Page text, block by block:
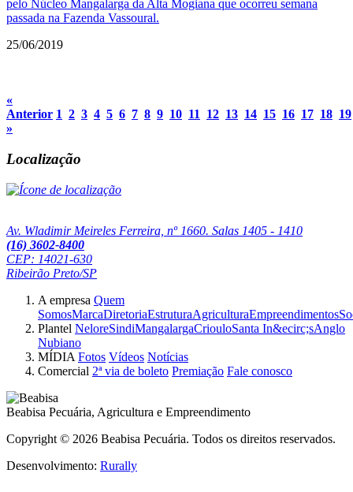
pelo Núcleo Mangalarga da Alta Mogiana que ocorreu semana
passada na Fazenda Vassoural.
25/06/2019
«
Anterior 1 2 3 4 5 6 7 8 9 10 11 12 13 14 15 16 17 18 19
»
Localização
Av. Wladimir Meireles Ferreira, nº 1660. Salas 1405 - 1410
(16) 3602-8400
CEP: 14021-630
Ribeirão Preto/SP
A empresa Quem
SomosMarcaDiretoriaEstruturaAgriculturaEmpreendimentos
Plantel NeloreSindiMangalargaCriouloSanta In&ecirc;sAnglo
Nubiano
MÍDIA Fotos Vídeos Notícias
Comercial 2ª via de boleto Premiação Fale conosco
Beabisa Pecuária, Agricultura e Empreendimento
Copyright © 2026 Beabisa Pecuária. Todos os direitos reservados.
Desenvolvimento: Rurally